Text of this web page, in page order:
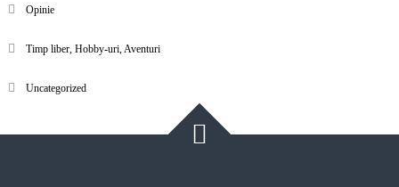
Opinie
Timp liber, Hobby-uri, Aventuri
Uncategorized